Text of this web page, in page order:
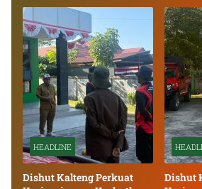
HEADLINE
Dishut Kalteng Perkuat
Dishut